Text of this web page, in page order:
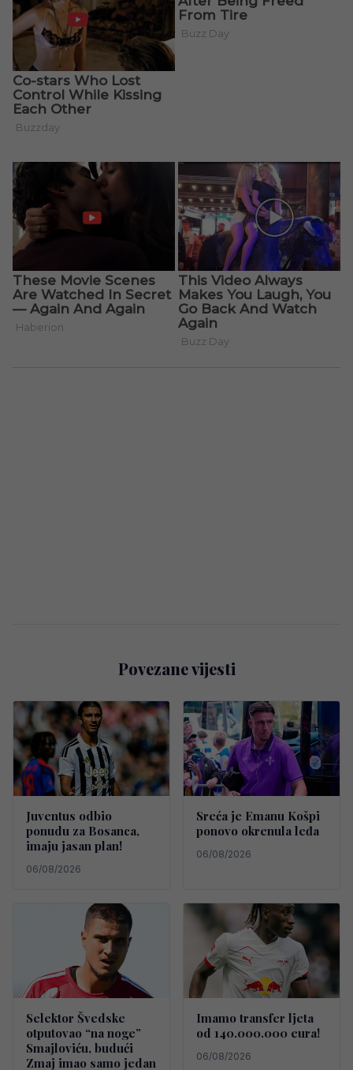
Povezane vijesti
Juventus odbio
ponudu za Bosanca,
imaju jasan plan!
06/08/2026
Sreća je Emanu Košpi
ponovo okrenula leđa
06/08/2026
Selektor Švedske
otputovao “na noge”
Smajloviću, budući
Zmaj imao samo jedan
Imamo transfer ljeta
od 140.000.000 eura!
06/08/2026